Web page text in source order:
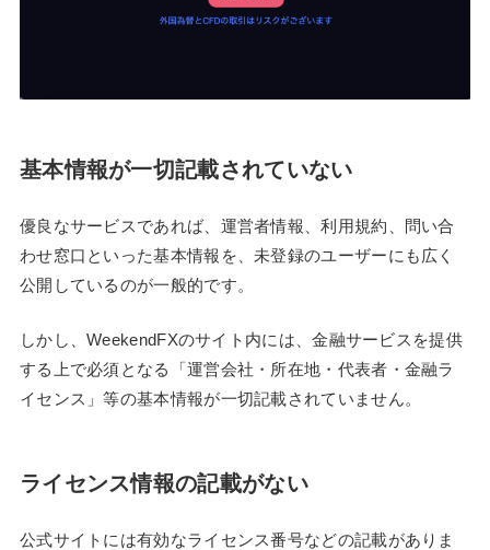
基本情報が一切記載されていない
優良なサービスであれば、運営者情報、利用規約、問い合
わせ窓口といった基本情報を、未登録のユーザーにも広く
公開しているのが一般的です。
しかし、WeekendFXのサイト内には、金融サービスを提供
する上で必須となる「運営会社・所在地・代表者・金融ラ
イセンス」等の基本情報が一切記載されていません。
ライセンス情報の記載がない
公式サイトには有効なライセンス番号などの記載がありま